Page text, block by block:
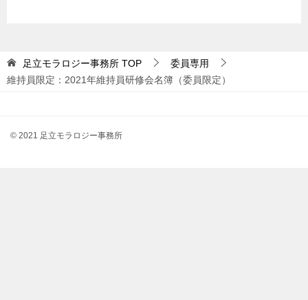
足立モラロジー事務所 TOP
委員専用
維持員限定：2021年維持員研修会名簿（委員限定）
© 2021 足立モラロジー事務所